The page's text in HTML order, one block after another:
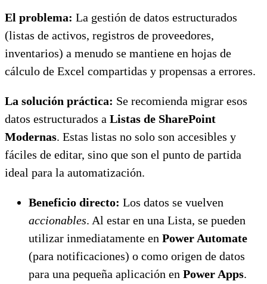
El problema: La gestión de datos estructurados
(listas de activos, registros de proveedores,
inventarios) a menudo se mantiene en hojas de
cálculo de Excel compartidas y propensas a errores.
La solución práctica: Se recomienda migrar esos
datos estructurados a Listas de SharePoint
Modernas. Estas listas no solo son accesibles y
fáciles de editar, sino que son el punto de partida
ideal para la automatización.
Beneficio directo: Los datos se vuelven
accionables. Al estar en una Lista, se pueden
utilizar inmediatamente en Power Automate
(para notificaciones) o como origen de datos
para una pequeña aplicación en Power Apps.